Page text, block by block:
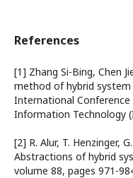
References
[1] Zhang Si-Bing, Chen
method of hybrid system
International Conference
Information Technology
[2] R. Alur, T. Henzinger,
Abstractions of hybrid
volume 88, pages 971-